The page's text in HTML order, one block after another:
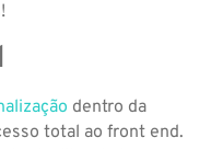
dentro da
total ao front end.